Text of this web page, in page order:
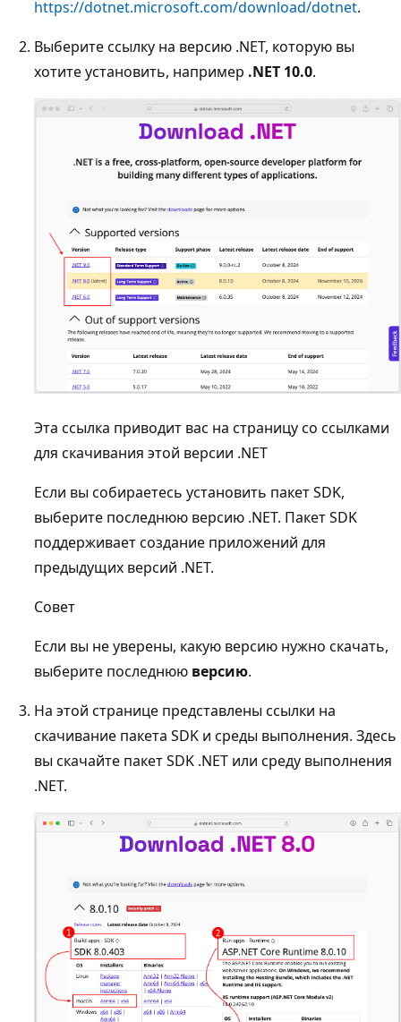
https://dotnet.microsoft.com/download/dotnet.
Выберите ссылку на версию .NET, которую вы
хотите установить, например .NET 10.0.
Эта ссылка приводит вас на страницу со ссылками
для скачивания этой версии .NET
Если вы собираетесь установить пакет SDK,
выберите последнюю версию .NET. Пакет SDK
поддерживает создание приложений для
предыдущих версий .NET.
Совет
Если вы не уверены, какую версию нужно скачать,
выберите последнюю версию.
На этой странице представлены ссылки на
скачивание пакета SDK и среды выполнения. Здесь
вы скачайте пакет SDK .NET или среду выполнения
.NET.